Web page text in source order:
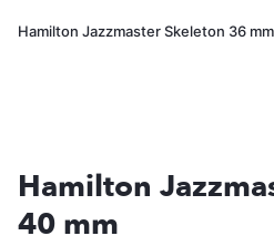
Hamilton Jazzmaster Skeleton 36 mm
Hamilton
40 mm